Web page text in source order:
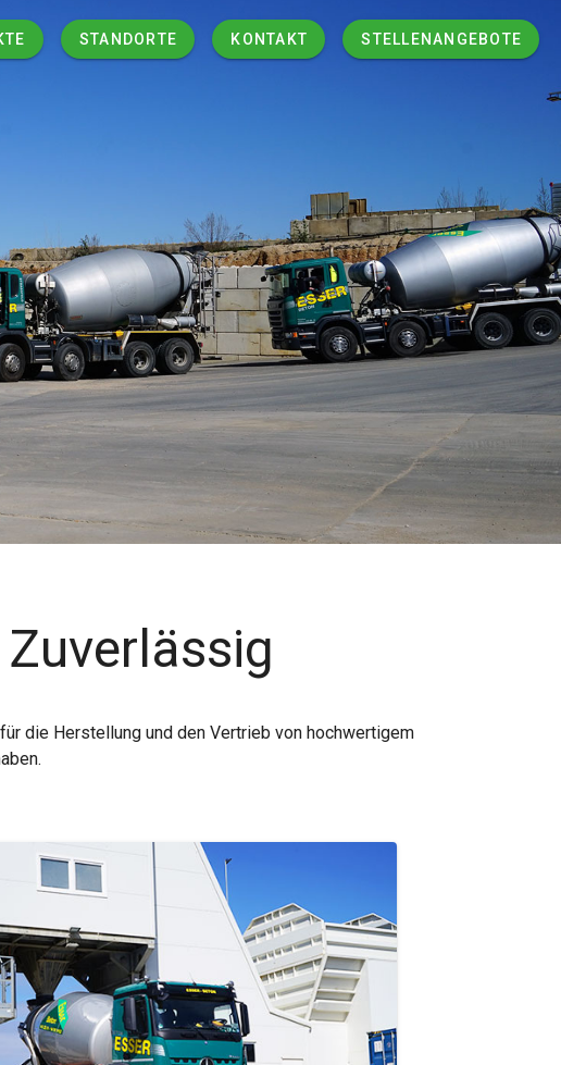
STANDORTE KONTAKT STELLENANGEBOTE
die Herstellung und den Vertrieb von hochwertigem